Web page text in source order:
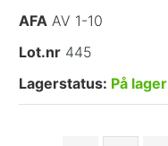
AFA AV 1-10
Lot.nr 445
Lagerstatus: På lager